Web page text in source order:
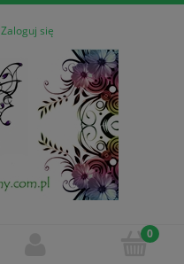
Zaloguj się